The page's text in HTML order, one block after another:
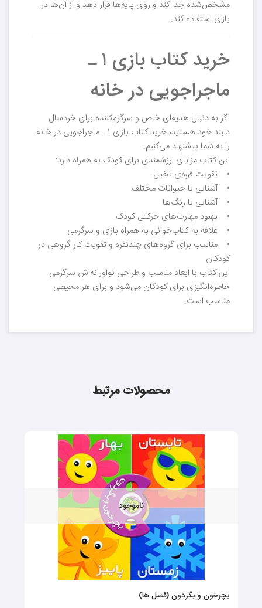
مشخص‌شده جدا کند و روی پایه‌ها قرار دهد و از آن‌ها در
بازی استفاده کند.
خرید کتاب بازی ۱ ـ
ماجراجویی در خانه
اگر به دنبال هدیه‌ای خاص و سرگرم‌کننده برای خردسال
دلبند خود هستید، خرید کتاب بازی ۱ ـ ماجراجویی در خانه
را به شما پیشنهاد می‌کنیم.
این کتاب مزایای ارزشمندی برای کودک به همراه دارد:
• تقویت قوه‌ی تخیل
• آشنایی با حیوانات مختلف
• آشنایی با رنگ‌ها
• بهبود مهارت‌های حرکتی کودک
• علاقه به کتاب‌خوانی به همراه بازی و سرگرمی
• مناسب برای گروه‌های چندنفره و تقویت کار گروهی در
کودکان
این کتاب با ابعاد مناسب و طراحی نوآورانه‌اش سرگرمی
خاطره‌انگیزی برای کودکان می‌شود و برای هر محیطی
مناسب است.
محصولات مرتبط
ناموجود
بچرخون و بگردون (فصل ها)